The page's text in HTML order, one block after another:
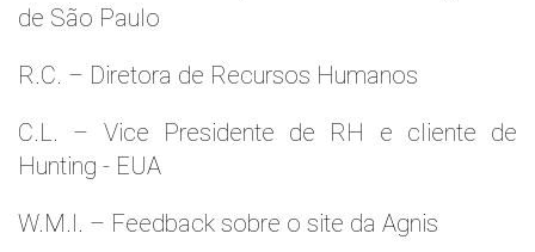
de São Paulo
R.C. – Diretora de Recursos Humanos
C.L. – Vice Presidente de RH e cliente de
Hunting - EUA
W.M.l. – Feedback sobre o site da Agnis